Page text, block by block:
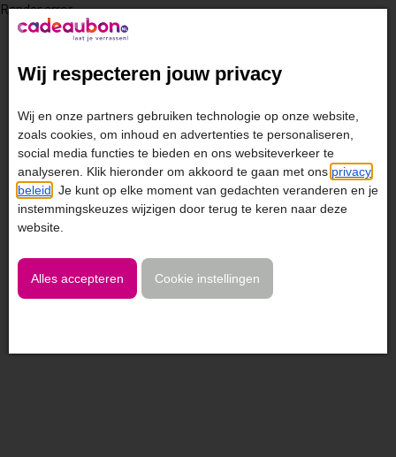
Render error
Wij respecteren jouw privacy
Wij en onze partners gebruiken technologie op onze website,
zoals cookies, om inhoud en advertenties te personaliseren,
social media functies te bieden en ons websiteverkeer te
analyseren. Klik hieronder om akkoord te gaan met ons privacy
beleid . Je kunt op elke moment van gedachten veranderen en je
instemmingskeuzes wijzigen door terug te keren naar deze
website.
Alles accepteren Cookie instellingen